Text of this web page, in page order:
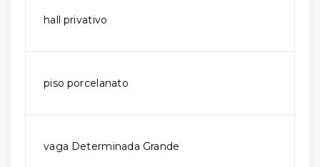
hall privativo
piso porcelanato
vaga Determinada Grande